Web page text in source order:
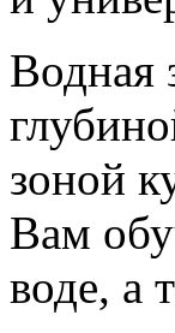
Водная
зоной
Вам
воде, а